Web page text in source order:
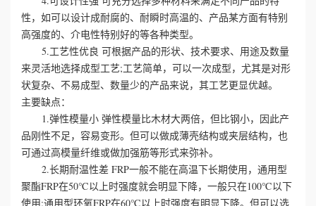
联
我
们
性，如可以设计成耐腐的、耐瞬时高温的、产品某方面有特别
高强度的、介电性特别好的等各种类型。
5.工艺性优良 可根据产品的形状、技术要求、用途及数量
来灵活地选择成型工艺;工艺简单，可以一次成型，尤其是对形
状复杂、不易成型、数量少的产品来说，其工艺更显优越。
主要缺点：
1.弹性模量小 弹性模量比木材大两倍，但比钢小，因此产
品刚性不足，容易变形。但可以做成薄壳结构或夹层结构，也
可通过高模量纤维或做加强筋等形式来弥补。
2.长期耐温性差 FRP一般不能在高温下长期使用，通用型
聚酯FRP在50℃以上时强度就会明显下降，一般只在100℃以下
使用;通用型环氧FRP在60℃以上时强度有明显下降。但可以选